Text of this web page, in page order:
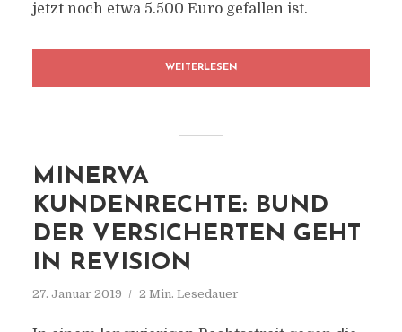
jetzt noch etwa 5.500 Euro gefallen ist.
WEITERLESEN
MINERVA
KUNDENRECHTE: BUND
DER VERSICHERTEN GEHT
IN REVISION
27. Januar 2019 2 Min. Lesedauer